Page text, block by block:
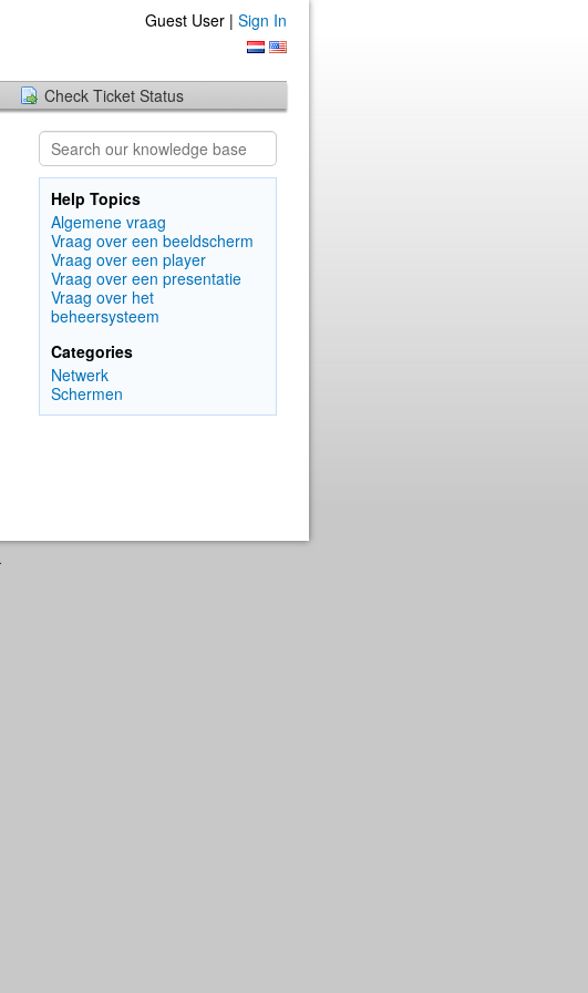
Guest User | Sign In
Check Ticket Status
Help Topics
Algemene vraag
Vraag over een beeldscherm
Vraag over een player
Vraag over een presentatie
Vraag over het
beheersysteem
Categories
Netwerk
Schermen